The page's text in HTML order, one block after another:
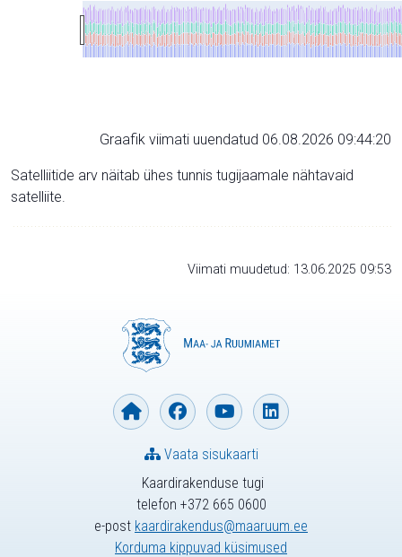
Graafik viimati uuendatud 06.08.2026 09:44:20
Satelliitide arv näitab ühes tunnis tugijaamale nähtavaid
satelliite.
Viimati muudetud: 13.06.2025 09:53
Kaardirakenduse tugi
telefon +372 665 0600
e-post kaardirakendus@maaruum.ee
Korduma kippuvad küsimused
Vaata sisukaarti